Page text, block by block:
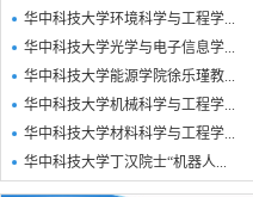
华中科技大学环境科学与工程学...
华中科技大学光学与电子信息学...
华中科技大学能源学院徐乐瑾教...
华中科技大学机械科学与工程学...
华中科技大学材料科学与工程学...
华中科技大学丁汉院士“机器人...